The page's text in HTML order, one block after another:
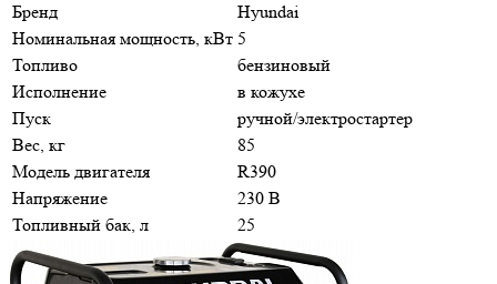
Бренд
Hyundai
Номинальная мощность, кВт 5
Топливо
бензиновый
Исполнение
в кожухе
Пуск
ручной/электростартер
Вес, кг
85
Модель двигателя
R390
Напряжение
230 В
Топливный бак, л
25